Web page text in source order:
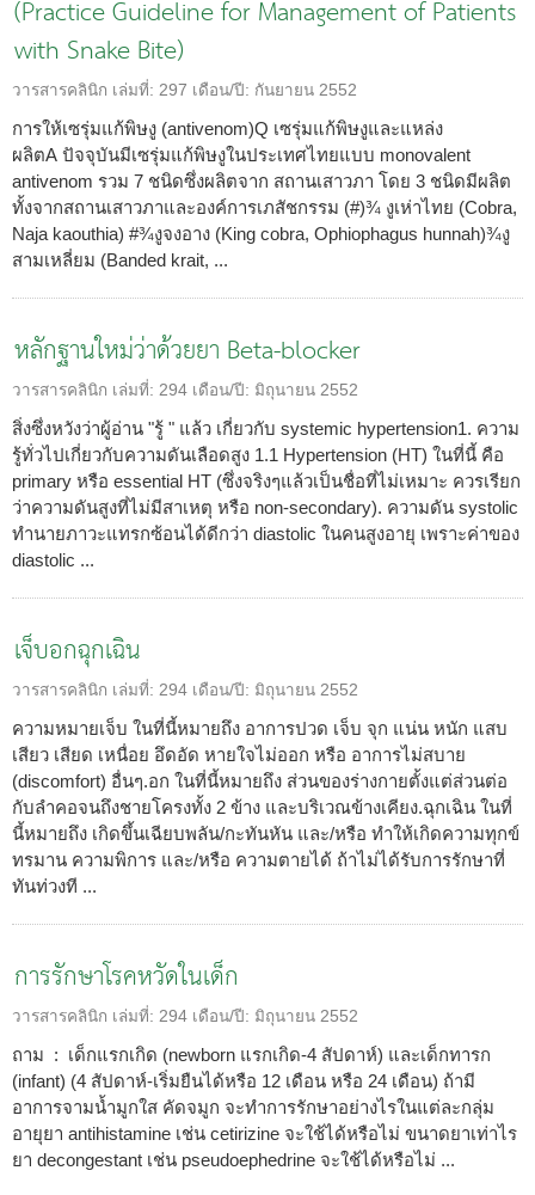
(Practice Guideline for Management of Patients
with Snake Bite)
วารสารคลินิก เล่มที่: 297 เดือน/ปี: กันยายน 2552
การให้เซรุ่มแก้พิษงู (antivenom)Q เซรุ่มแก้พิษงูและแหล่ง
ผลิตA ปัจจุบันมีเซรุ่มแก้พิษงูในประเทศไทยแบบ monovalent
antivenom รวม 7 ชนิดซึ่งผลิตจาก สถานเสาวภา โดย 3 ชนิดมีผลิต
ทั้งจากสถานเสาวภาและองค์การเภสัชกรรม (#)¾ งูเห่าไทย (Cobra,
Naja kaouthia) #¾งูจงอาง (King cobra, Ophiophagus hunnah)¾งู
สามเหลี่ยม (Banded krait, ...
หลักฐานใหม่ว่าด้วยยา Beta-blocker
วารสารคลินิก เล่มที่: 294 เดือน/ปี: มิถุนายน 2552
สิ่งซึ่งหวังว่าผู้อ่าน "รู้ " แล้ว เกี่ยวกับ systemic hypertension1. ความ
รู้ทั่วไปเกี่ยวกับความดันเลือดสูง 1.1 Hypertension (HT) ในที่นี้ คือ
primary หรือ essential HT (ซึ่งจริงๆแล้วเป็นชื่อที่ไม่เหมาะ ควรเรียก
ว่าความดันสูงที่ไม่มีสาเหตุ หรือ non-secondary). ความดัน systolic
ทำนายภาวะแทรกซ้อนได้ดีกว่า diastolic ในคนสูงอายุ เพราะค่าของ
diastolic ...
เจ็บอกฉุกเฉิน
วารสารคลินิก เล่มที่: 294 เดือน/ปี: มิถุนายน 2552
ความหมายเจ็บ ในที่นี้หมายถึง อาการปวด เจ็บ จุก แน่น หนัก แสบ
เสียว เสียด เหนื่อย อึดอัด หายใจไม่ออก หรือ อาการไม่สบาย
(discomfort) อื่นๆ.อก ในที่นี้หมายถึง ส่วนของร่างกายตั้งแต่ส่วนต่อ
กับลำคอจนถึงชายโครงทั้ง 2 ข้าง และบริเวณข้างเคียง.ฉุกเฉิน ในที่
นี้หมายถึง เกิดขึ้นเฉียบพลัน/กะทันหัน และ/หรือ ทำให้เกิดความทุกข์
ทรมาน ความพิการ และ/หรือ ความตายได้ ถ้าไม่ได้รับการรักษาที่
ทันท่วงที ...
การรักษาโรคหวัดในเด็ก
วารสารคลินิก เล่มที่: 294 เดือน/ปี: มิถุนายน 2552
ถาม : เด็กแรกเกิด (newborn แรกเกิด-4 สัปดาห์) และเด็กทารก
(infant) (4 สัปดาห์-เริ่มยืนได้หรือ 12 เดือน หรือ 24 เดือน) ถ้ามี
อาการจามน้ำมูกใส คัดจมูก จะทำการรักษาอย่างไรในแต่ละกลุ่ม
อายุยา antihistamine เช่น cetirizine จะใช้ได้หรือไม่ ขนาดยาเท่าไร
ยา decongestant เช่น pseudoephedrine จะใช้ได้หรือไม่ ...